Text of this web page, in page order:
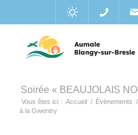
Soirée « BEAUJOLAIS
Vous êtes ici : Accueil / Évènements /
à la Gwentry